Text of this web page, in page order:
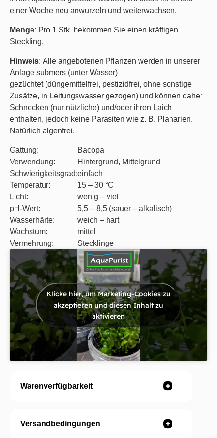
einer Woche neu anwurzeln und weiterwachsen.
Menge: Pro 1 Stk. bekommen Sie einen kräftigen
Steckling.
Hinweis: Alle angebotenen Pflanzen werden in unserer
Anlage submers (unter Wasser)
gezüchtet (düngemittelfrei, pestizidfrei, ohne sonstige
Zusätze, in Leitungswasser gezogen) und können daher
Schnecken (nur nützliche) und/oder ihren Laich
enthalten, jedoch keine Parasiten wie z. B. Planarien.
Natürlich algenfrei.
Gattung:
Bacopa
Verwendung:
Hintergrund, Mittelgrund
Schwierigkeitsgrad:einfach
Temperatur:
15 – 30 °C
Licht:
wenig – viel
pH-Wert:
5,5 – 8,5 (sauer – alkalisch)
Wasserhärte:
weich – hart
Wachstum:
mittel
Vermehrung:
Stecklinge
Klicke hier, um Marketing-Cookies zu
akzeptieren und diesen Inhalt zu
aktivieren
Warenverfügbarkeit
Versandbedingungen